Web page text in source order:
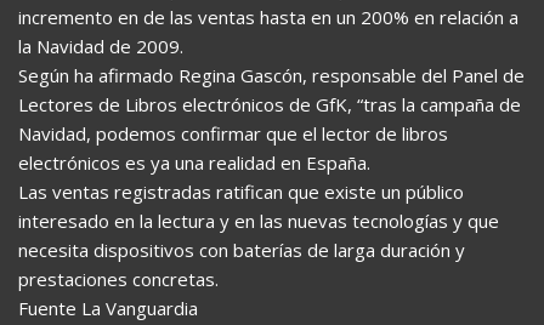
incremento en de las ventas hasta en un 200% en relación a
la Navidad de 2009.
Según ha afirmado Regina Gascón, responsable del Panel de
Lectores de Libros electrónicos de GfK, “tras la campaña de
Navidad, podemos confirmar que el lector de libros
electrónicos es ya una realidad en España.
Las ventas registradas ratifican que existe un público
interesado en la lectura y en las nuevas tecnologías y que
necesita dispositivos con baterías de larga duración y
prestaciones concretas.
Fuente La Vanguardia